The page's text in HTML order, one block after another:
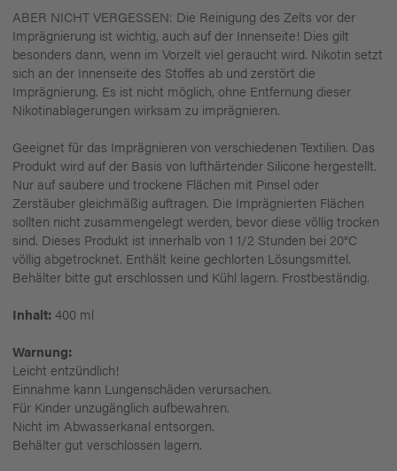
ABER NICHT VERGESSEN: Die Reinigung des Zelts vor der
Imprägnierung ist wichtig, auch auf der Innenseite! Dies gilt
besonders dann, wenn im Vorzelt viel geraucht wird. Nikotin setzt
sich an der Innenseite des Stoffes ab und zerstört die
Imprägnierung. Es ist nicht möglich, ohne Entfernung dieser
Nikotinablagerungen wirksam zu imprägnieren.
Geeignet für das Imprägnieren von verschiedenen Textilien. Das
Produkt wird auf der Basis von lufthärtender Silicone hergestellt.
Nur auf saubere und trockene Flächen mit Pinsel oder
Zerstäuber gleichmäßig auftragen. Die Imprägnierten Flächen
sollten nicht zusammengelegt werden, bevor diese völlig trocken
sind. Dieses Produkt ist innerhalb von 1 1/2 Stunden bei 20°C
völlig abgetrocknet. Enthält keine gechlorten Lösungsmittel.
Behälter bitte gut erschlossen und Kühl lagern. Frostbeständig.
Inhalt: 400 ml
Warnung:
Leicht entzündlich!
Einnahme kann Lungenschäden verursachen.
Für Kinder unzugänglich aufbewahren.
Nicht im Abwasserkanal entsorgen.
Behälter gut verschlossen lagern.